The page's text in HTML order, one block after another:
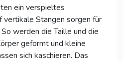
ein verspieltes
vertikale Stangen sorgen für
werden die Taille und die
geformt und kleine
sich kaschieren. Das